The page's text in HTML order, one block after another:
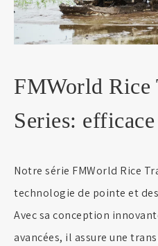
FMWorld Rice
Series:
Notre série FMWorld Rice
technologie de pointe et
Avec sa conception
avancées, il assure une